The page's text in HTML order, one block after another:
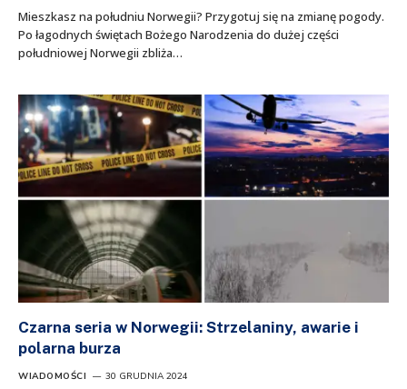
Mieszkasz na południu Norwegii? Przygotuj się na zmianę pogody.
Po łagodnych świętach Bożego Narodzenia do dużej części
południowej Norwegii zbliża…
Czarna seria w Norwegii: Strzelaniny, awarie i
polarna burza
WIADOMOŚCI 30 GRUDNIA 2024